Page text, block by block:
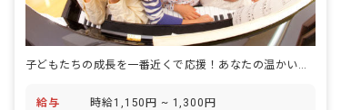
子どもたちの成長を一番近くで応援！あなたの温かい心が輝く場所がここにあります。
給与 時給1,150円 ~ 1,300円